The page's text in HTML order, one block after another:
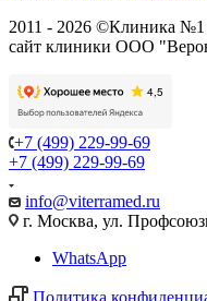
2011 - 2026 ©Клиника
сайт клиники ООО
+7 (499) 229-99-69
+7 (499) 229-99-69
info@viterramed.ru
г. Москва, ул.
WhatsApp
Политика